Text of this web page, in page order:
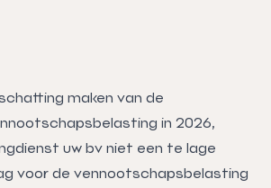
maken van de
in 2026,
uw bv niet een te lage
voor de vennootschapsbelasting